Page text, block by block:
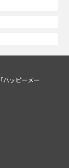
ハッピーメー